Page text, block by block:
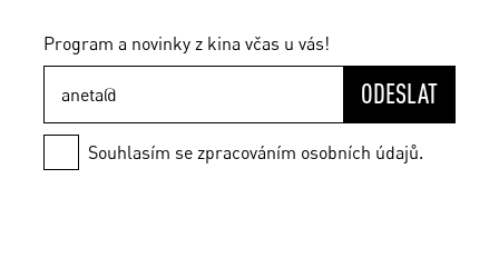
Program a novinky z kina včas u vás!
ODESLAT
Souhlasím se zpracováním osobních údajů.